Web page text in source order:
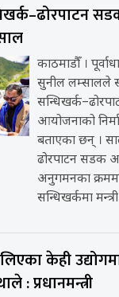
काठमाडौँ ।
सुनील लम्सालले
आयोजनाको
बताएका छन् ।
ढोरपाटन सडक
अनुगमनका
सन्धिखर्कमा
केही
: प्रधानमन्त्री